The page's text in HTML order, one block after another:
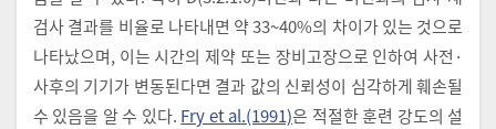
검사 결과를 비율로 나타내면 약 33~40%의 차이가 있는 것으로
나타났으며, 이는 시간의 제약 또는 장비고장으로 인하여 사전·
사후의 기기가 변동된다면 결과 값의 신뢰성이 심각하게 훼손될
수 있음을 알 수 있다. Fry et al.(1991)은 적절한 훈련 강도의 설